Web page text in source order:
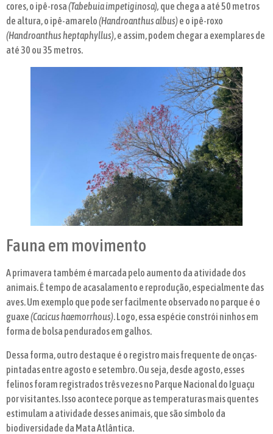
cores, o ipê-rosa(Tabebuia impetiginosa), que chega a até 50 metros
de altura, o ipê-amarelo(Handroanthus albus)e o ipê-roxo
(Handroanthus heptaphyllus), e assim, podem chegar a exemplares de
até 30 ou 35 metros.
Fauna em movimento
A primavera também é marcada pelo aumento da atividade dos
animais. É tempo de acasalamento e reprodução, especialmente das
aves. Um exemplo que pode ser facilmente observado no parque é o
guaxe(Cacicus haemorrhous). Logo, essa espécie constrói ninhos em
forma de bolsa pendurados em galhos.
Dessa forma, outro destaque é o registro mais frequente de onças-
pintadas entre agosto e setembro. Ou seja, desde agosto, esses
felinos foram registrados três vezes no Parque Nacional do Iguaçu
por visitantes. Isso acontece porque as temperaturas mais quentes
estimulam a atividade desses animais, que são símbolo da
biodiversidade da Mata Atlântica.